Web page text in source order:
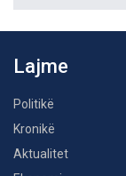
Lajme
Politikë
Kronikë
Aktualitet